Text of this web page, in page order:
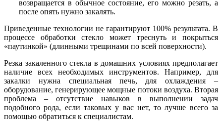
возвращается в обычное состояние, его можно резать, а
после опять нужно закалять.
Приведенные технологии не гарантируют 100% результата. В
процессе обработки стекло может треснуть и покрыться
«паутинкой» (длинными трещинами по всей поверхности).
Резка закаленного стекла в домашних условиях предполагает
наличие всех необходимых инструментов. Например, для
закалки нужна специальная печь, для охлаждения –
оборудование, генерирующее мощные потоки воздуха. Вторая
проблема – отсутствие навыков в выполнении задач
подобного рода, если таковых у вас нет, то лучше всего за
помощью обратиться к специалистам.